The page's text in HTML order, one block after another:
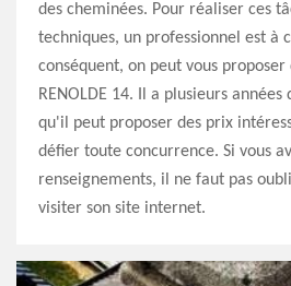
des cheminées. Pour réaliser ces
techniques, un professionnel est à
conséquent, on peut vous proposer
RENOLDE 14. Il a plusieurs
qu'il peut proposer des prix
défier toute concurrence. Si vous
renseignements, il ne faut pas
visiter son site internet.